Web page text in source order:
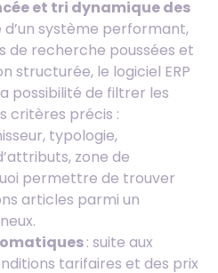
et tri dynamique des
d’un système performant,
de recherche poussées et
structurée, le logiciel ERP
possibilité de filtrer les
critères précis :
typologie,
zone de
permettre de trouver
articles parmi un
: suite aux
tarifaires et des prix